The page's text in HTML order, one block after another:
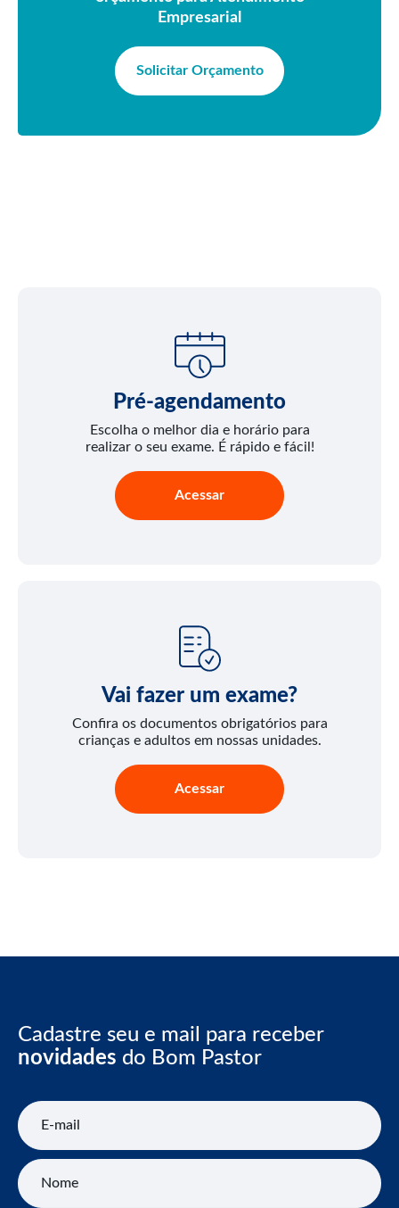
Empresarial
Solicitar Orçamento
Pré-agendamento
Escolha o melhor dia e horário para
realizar o seu exame. É rápido e fácil!
Acessar
Vai fazer um exame?
Confira os documentos obrigatórios para
crianças e adultos em nossas unidades.
Acessar
Cadastre seu e mail para receber
novidades do Bom Pastor
E-mail
Nome